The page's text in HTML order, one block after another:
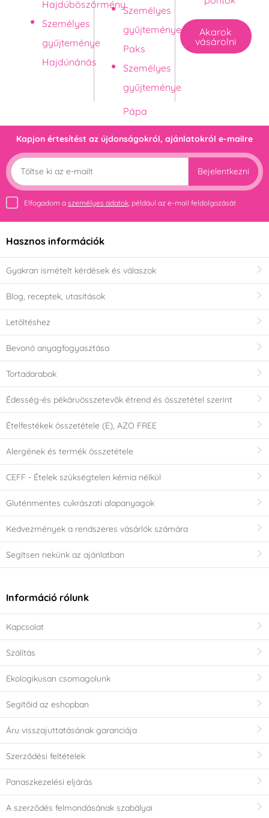
Hajdúböszörmény
Személyes
gyűjteménye
Hajdúnánás
Személyes
gyűjteménye
Paks
Személyes
gyűjteménye
Akarok
vásárolni
Kapjon értesítést az újdonságokról, ajánlatokról e-mailre
Bejelentkezni
Elfogadom a személyes adatok , például az e-mail feldolgozását
Hasznos információk
Gyakran ismételt kérdések és válaszok
Blog, receptek, utasítások
Letöltéshez
Bevonó anyagfogyasztása
Tortadarabok
Édesség-és pékáruösszetevők étrend és összetétel szerint
Ételfestékek összetétele (E), AZO FREE
Alergének és termék összetétele
CEFF - Ételek szükségtelen kémia nélkül
Gluténmentes cukrászati alapanyagok
Kedvezmények a rendszeres vásárlók számára
Segítsen nekünk az ajánlatban
Információ rólunk
Kapcsolat
Szálítás
Ekologikusan csomagolunk
Segítőid az eshopban
Áru visszajuttatásának garanciája
Szerződési feltételek
Panaszkezelési eljárás
A szerződés felmondásának szabályai